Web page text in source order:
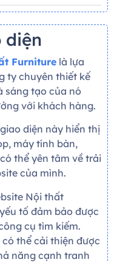
diện
Furniture là lựa
ty chuyên thiết kế
sáng tạo của nó
với khách hàng.
diện này hiển thị
máy tính bàn,
thể yên tâm về trải
của mình.
Nội thất
tố đảm bảo được
cụ tìm kiếm.
thể cải thiện được
năng cạnh tranh